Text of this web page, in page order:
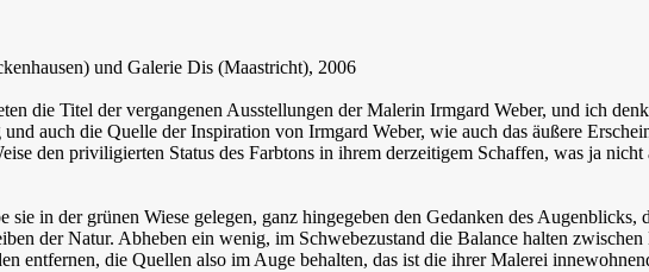
und Galerie Dis (Maastricht), 2006
die Titel der vergangenen Ausstellungen der Malerin Irmgard Weber, und ich
auch die Quelle der Inspiration von Irmgard Weber, wie auch das äußere
den priviligierten Status des Farbtons in ihrem derzeitigem Schaffen, was ja
in der grünen Wiese gelegen, ganz hingegeben den Gedanken des
der Natur. Abheben ein wenig, im Schwebezustand die Balance halten
entfernen, die Quellen also im Auge behalten, das ist die ihrer Malerei